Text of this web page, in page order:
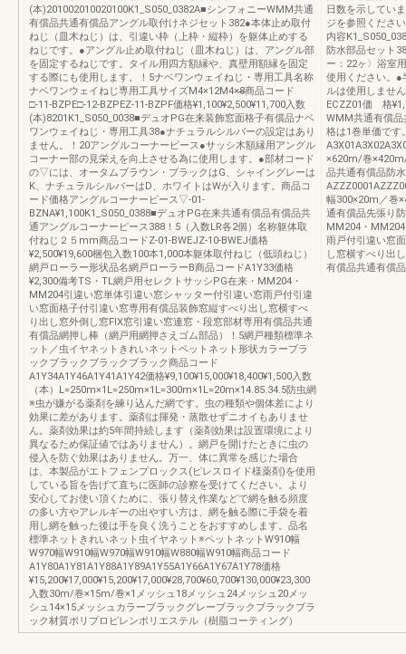
(本)201002010020100K1_S050_0382A■シンフォニーWMM共通
有償品共通有償品アングル取付けネジセット382●本体止め取付
ねじ（皿木ねじ）は、引違い枠（上枠・縦枠）を躯体止めする
ねじです。●アングル止め取付ねじ（皿木ねじ）は、アングル部
を固定するねじです。タイル用四方額縁や、真壁用額縁を固定
する際にも使用します。！5ナベワンウェイねじ・専用工具名称
ナベワンウェイねじ専用工具サイズM4×12M4×8̶̶商品コード
□-11-BZPE□-12-BZPEZ-11-BZPF価格¥1,100¥2,500¥11,700入数
(本)8201K1_S050_0038■デュオPG在来装飾窓面格子有償品ナベ
ワンウェイねじ・専用工具38●ナチュラルシルバーの設定はあり
ません。！20アングルコーナーピース●サッシ木額縁用アングル
コーナー部の見栄えを向上させる為に使用します。●部材コード
の▽には、オータムブラウン・ブラックはG、シャイングレーは
K、ナチュラルシルバーはD、ホワイトはWが入ります。商品コ
ード価格アングルコーナーピース▽-01-
BZNA¥1,100K1_S050_0388■デュオPG在来共通有償品有償品共
通アングルコーナーピース388！5（入数LR各2個）名称躯体取
付ねじ２５mm商品コードZ-01-BWEJZ-10-BWEJ価格
¥2,500¥19,600梱包入数100本1,000本躯体取付ねじ（低頭ねじ）
網戸ローラー形状品名網戸ローラーB商品コードA1Y33価格
¥2,300備考TS・TL網戸用セレクトサッシPG在来・MM204・
MM204引違い窓単体引違い窓シャッター付引違い窓雨戸付引違
い窓面格子付引違い窓専用有償品装飾窓縦すべり出し窓横すべ
り出し窓外倒し窓FIX窓引違い窓連窓・段窓部材専用有償品共通
有償品網押し棒（網戸用網押さえゴム部品）！5網戸種類標準ネ
ット／虫イヤネットきれいネットペットネット形状カラーブラ
ックブラックブラックブラック商品コード
A1Y34A1Y46A1Y41A1Y42価格¥9,100¥15,000¥18,400¥1,500入数
（本）L=250m×1L=250m×1L=300m×1L=20m×14.85.34.5防虫網
※虫が嫌がる薬剤を練り込んだ網です。虫の種類や個体差により
効果に差があります。薬剤は揮発・蒸散せずニオイもありませ
ん。薬剤効果は約5年間持続します（薬剤効果は設置環境により
異なるため保証値ではありません）。網戸を開けたときに虫の
侵入を防ぐ効果はありません。万一、体に異常を感じた場合
は、本製品がエトフェンプロックス(ピレスロイド様薬剤)を使用
している旨を告げて直ちに医師の診察を受けてください。より
安心してお使い頂くために、張り替え作業などで網を触る頻度
の多い方やアレルギーの出やすい方は、網を触る際に手袋を着
用し網を触った後は手を良く洗うことをおすすめします。品名
標準ネットきれいネット虫イヤネット※ペットネットW910幅
W970幅W910幅W970幅W910幅W880幅W910幅商品コード
A1Y80A1Y81A1Y88A1Y89A1Y55A1Y66A1Y67A1Y78価格
¥15,200¥17,000¥15,200¥17,000¥28,700¥60,700¥130,000¥23,300
入数30m/巻×15m/巻×1メッシュ18メッシュ24メッシュ20メッ
シュ14×15メッシュカラーブラックグレーブラックブラックブラ
ック材質ポリプロピレンポリエステル（樹脂コーティング）
日数を示してい
ジを参照くださ
内容
防水部品セット
ー：22ヶ〉浴室
使用ください。●
ルは使用しませ
ECZZ01価 格
WMM共通有償品
格は1巻単価です
×620m/巻
品共通有償品防
幅300×20m／巻
通有償品先張り
MM204・
雨戸付引違い窓
し窓横すべり出
有償品共通有償品